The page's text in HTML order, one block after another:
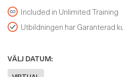
Included in Unlimited Training
Utbildningen har Garanterad
VÄLJ DATUM: